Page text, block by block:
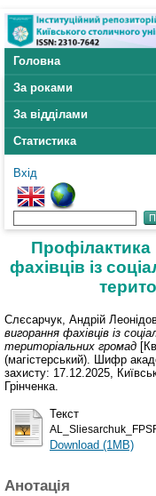
Головна
За роками
За відділами
Статистика
Вхід
Профілактика
фахівців із
Слєсарчук, Андрій
вигорання фахівців із
територіальних громад
(магістерський). Шифр
захисту: 17.12.2025,
Грінченка.
Текст
Download (1MB)
Анотація